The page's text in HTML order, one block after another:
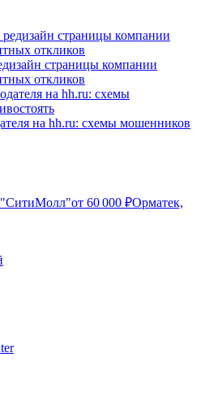
страницы компании
откликов
на hh.ru: схемы мошенников
"СитиМолл"от 60 000 ₽Орматек,